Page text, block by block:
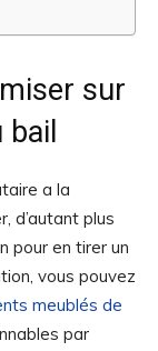
sur
a la
d’autant plus
pour en tirer un
vous pouvez
meublés de
par